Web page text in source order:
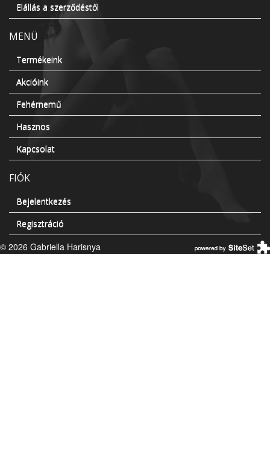
Elállás a szerződéstől
MENÜ
Termékeink
Akcióink
Fehérnemű
Hasznos
Kapcsolat
FIÓK
Bejelentkezés
Regisztráció
© 2026 Gabriella Harisnya